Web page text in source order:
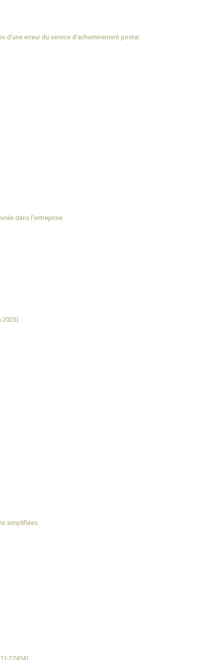
d’une erreur du service d’acheminement postal
dans l’entreprise.
2023)
simplifiées.
27454).